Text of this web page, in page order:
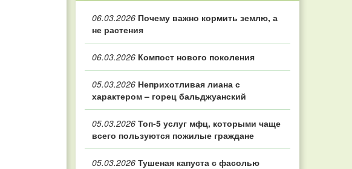
06.03.2026 Почему важно кормить землю, а
не растения
06.03.2026 Компост нового поколения
05.03.2026 Неприхотливая лиана с
характером – горец бальджуанский
05.03.2026 Топ‑5 услуг мфц, которыми чаще
всего пользуются пожилые граждане
05.03.2026 Тушеная капуста с фасолью